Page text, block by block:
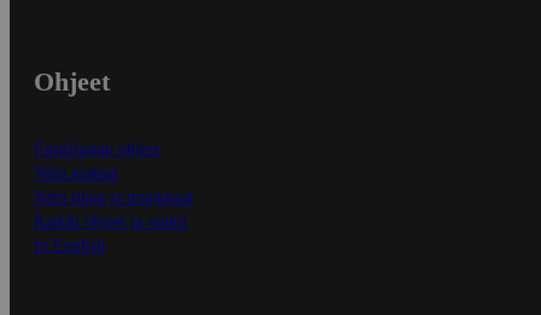
Ohjeet
Ensitilaajan ohjeet
Näin maksat
Näin tilaat ja muokkaat
Kaikki ohjeet ja vinkit
In English